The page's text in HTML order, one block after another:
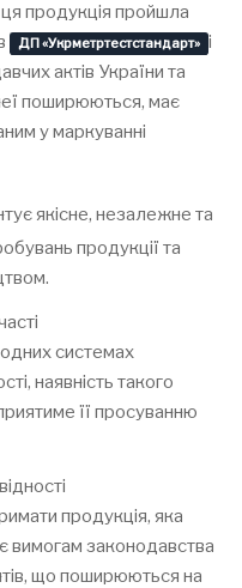
продукція пройшла
ДП «Укрметртестстандарт» і
актів України та
поширюються, має
у маркуванні
якісне, незалежне та
продукції та
системах
наявність такого
її просуванню
продукція, яка
вимогам законодавства
що поширюються на